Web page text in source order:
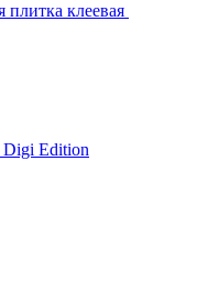
клеевая
Edition